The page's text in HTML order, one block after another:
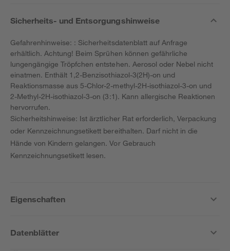
Sicherheits- und Entsorgungshinweise
Gefahrenhinweise: : Sicherheitsdatenblatt auf Anfrage
erhältlich. Achtung! Beim Sprühen können gefährliche
lungengängige Tröpfchen entstehen. Aerosol oder Nebel nicht
einatmen. Enthält 1,2-Benzisothiazol-3(2H)-on und
Reaktionsmasse aus 5-Chlor-2-methyl-2H-isothiazol-3-on und
2-Methyl-2H-isothiazol-3-on (3:1). Kann allergische Reaktionen
hervorrufen.
Sicherheitshinweise: Ist ärztlicher Rat erforderlich, Verpackung
oder Kennzeichnungsetikett bereithalten. Darf nicht in die
Hände von Kindern gelangen. Vor Gebrauch
Kennzeichnungsetikett lesen.
Eigenschaften
Datenblätter